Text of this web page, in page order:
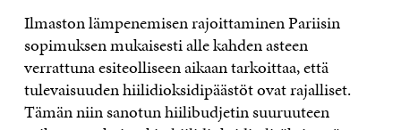
Ilmaston lämpenemisen rajoittaminen Pariisin
sopimuksen mukaisesti alle kahden asteen
verrattuna esiteolliseen aikaan tarkoittaa, että
tulevaisuuden hiilidioksidipäästöt ovat rajalliset.
Tämän niin sanotun hiilibudjetin suuruuteen